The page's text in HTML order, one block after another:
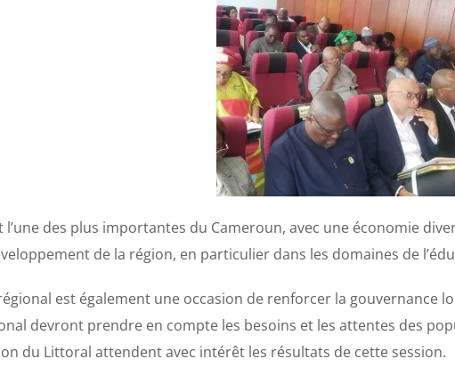
des plus importantes du Cameroun, avec une économie
de la région, en particulier dans les domaines de
est également une occasion de renforcer la gouvernance
devront prendre en compte les besoins et les attentes des
du Littoral attendent avec intérêt les résultats de cette session.